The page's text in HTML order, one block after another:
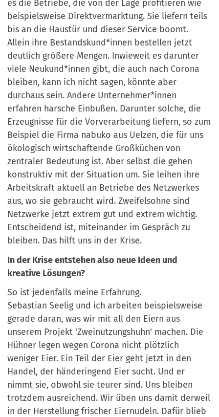
es die Betriebe, die von der Lage profitieren wie
beispielsweise Direktvermarktung. Sie liefern teils
bis an die Haustür und dieser Service boomt.
Allein ihre Bestandskund*innen bestellen jetzt
deutlich größere Mengen. Inwieweit es darunter
viele Neukund*innen gibt, die auch nach Corona
bleiben, kann ich nicht sagen, könnte aber
durchaus sein. Andere Unternehmer*innen
erfahren harsche Einbußen. Darunter solche, die
Erzeugnisse für die Vorverarbeitung liefern, so zum
Beispiel die Firma nabuko aus Uelzen, die für uns
ökologisch wirtschaftende Großküchen von
zentraler Bedeutung ist. Aber selbst die gehen
konstruktiv mit der Situation um. Sie leihen ihre
Arbeitskraft aktuell an Betriebe des Netzwerkes
aus, wo sie gebraucht wird. Zweifelsohne sind
Netzwerke jetzt extrem gut und extrem wichtig.
Entscheidend ist, miteinander im Gespräch zu
bleiben. Das hilft uns in der Krise.
In der Krise entstehen also neue Ideen und
kreative Lösungen?
So ist jedenfalls meine Erfahrung.
Sebastian Seeligund ich arbeiten beispielsweise
gerade daran, was wir mit all den Eiern aus
unserem Projekt 'Zweinutzungshuhn' machen. Die
Hühner legen wegen Corona nicht plötzlich
weniger Eier. Ein Teil der Eier geht jetzt in den
Handel, der händeringend Eier sucht. Und er
nimmt sie, obwohl sie teurer sind. Uns bleiben
trotzdem ausreichend. Wir üben uns damit derweil
in der Herstellung frischer Eiernudeln. Dafür blieb